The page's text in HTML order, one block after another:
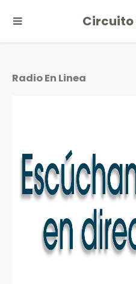
Circuito
Radio En Linea